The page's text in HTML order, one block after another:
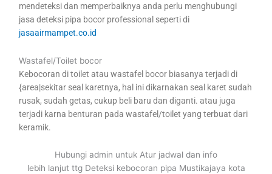
mendeteksi dan memperbaiknya anda perlu menghubungi
jasa deteksi pipa bocor professional seperti di
jasaairmampet.co.id
Wastafel/Toilet bocor
Kebocoran di toilet atau wastafel bocor biasanya terjadi di
{area|sekitar seal karetnya, hal ini dikarnakan seal karet sudah
rusak, sudah getas, cukup beli baru dan diganti. atau juga
terjadi karna benturan pada wastafel/toilet yang terbuat dari
keramik.
Hubungi admin untuk Atur jadwal dan info
lebih lanjut ttg Deteksi kebocoran pipa Mustikajaya kota